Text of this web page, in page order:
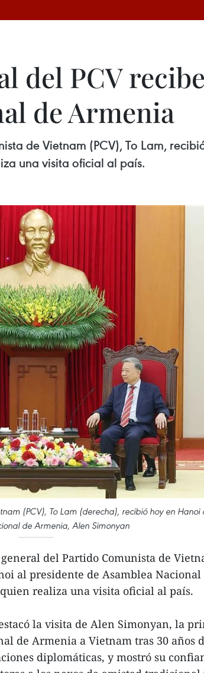
del PCV
de Armenia
de Vietnam (PCV), To Lam,
una visita oficial al país.
(PCV), To Lam (derecha), recibió hoy en
de Armenia, Alen Simonyan
del Partido Comunista de
al presidente de Asamblea Nacional
realiza una visita oficial al país.
la visita de Alen Simonyan, la
de Armenia a Vietnam tras 30 años
diplomáticas, y mostró su